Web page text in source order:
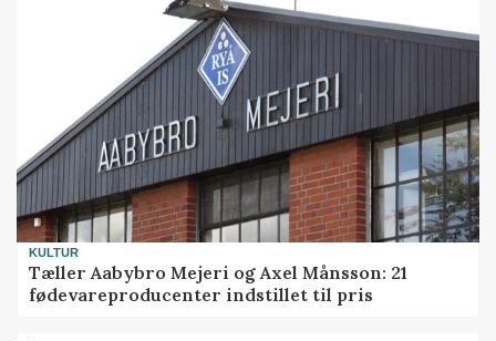
KULTUR
Tæller Aabybro Mejeri og Axel Månsson: 21
fødevareproducenter indstillet til pris